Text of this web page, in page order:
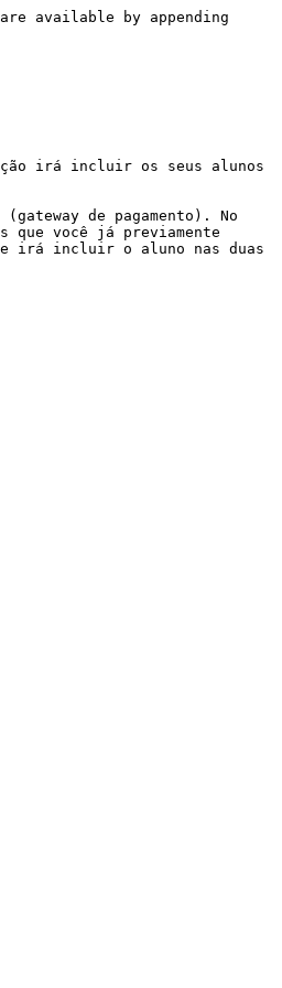
available by appending
irá incluir os seus alunos
de pagamento). No
que você já previamente
e irá incluir o aluno nas duas